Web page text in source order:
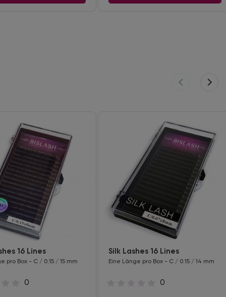
16 Lines
pro Box - C / 0.15 / 15 mm
0
Silk Lashes 16 Lines
Eine Länge pro Box - C / 0.15 / 14 mm
0